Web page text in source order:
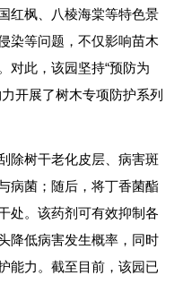
红枫、八棱海棠等特色景
染等问题，不仅影响苗木
对此，该园坚持“预防为
开展了树木专项防护系列
除树干老化皮层、病害斑
病菌；随后，将丁香菌酯
处。该药剂可有效抑制各
降低病害发生概率，同时
能力。截至目前，该园已